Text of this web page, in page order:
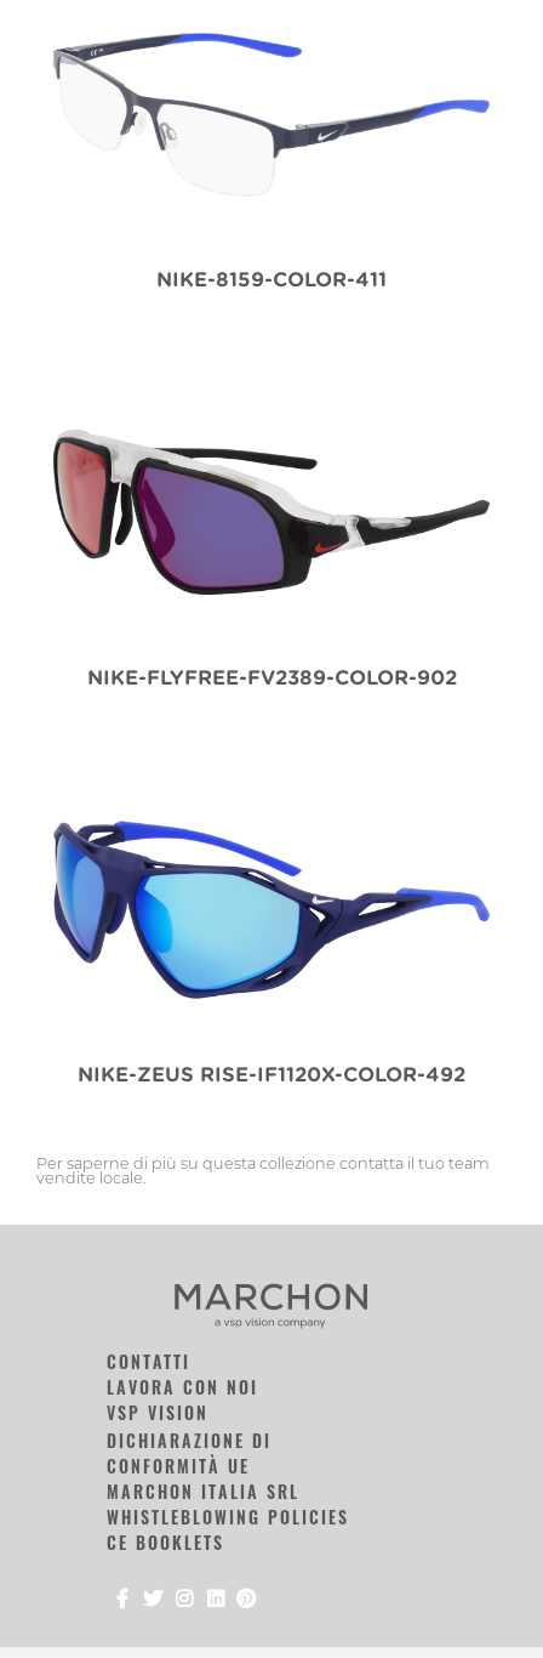
NIKE-8159-COLOR-411
NIKE-FLYFREE-FV2389-COLOR-902
NIKE-ZEUS RISE-IF1120X-COLOR-492
Per saperne di più su questa collezione contatta il tuo team
vendite locale.
CONTATTI
LAVORA CON NOI
VSP VISION
DICHIARAZIONE DI
CONFORMITÀ UE
MARCHON ITALIA SRL
WHISTLEBLOWING POLICIES
CE BOOKLETS